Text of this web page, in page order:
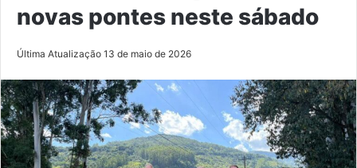
novas pontes neste sábado
Última Atualização 13 de maio de 2026